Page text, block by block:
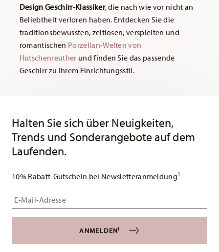
Design Geschirr-Klassiker, die nach wie vor nicht an
Beliebtheit verloren haben. Entdecken Sie die
traditionsbewussten, zeitlosen, verspielten und
romantischen Porzellan-Welten von
Hutschenreuther und finden Sie das passende
Geschirr zu Ihrem Einrichtungsstil.
Halten Sie sich über Neuigkeiten,
Trends und Sonderangebote auf dem
Laufenden.
10% Rabatt-Gutschein bei Newsletteranmeldung1
ANMELDENi